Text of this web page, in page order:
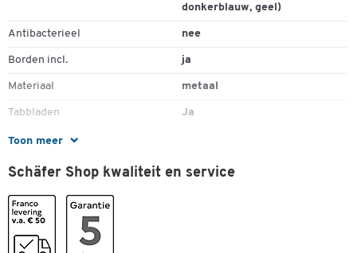
Toon meer
donkerblauw, geel)
Antibacterieel nee
Borden incl. ja
Materiaal metaal
Tabbladen Ja
Type
Uitbreidbaar
Schäfer Shop kwaliteit en service